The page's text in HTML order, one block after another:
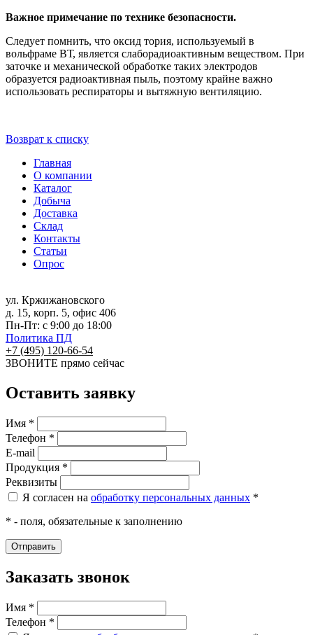
Важное примечание по технике безопасности.
Следует помнить, что оксид тория, используемый в
вольфраме ВТ, является слаборадиоактивным веществом. При
заточке и механической обработке таких электродов
образуется радиоактивная пыль, поэтому крайне важно
использовать респираторы и вытяжную вентиляцию.
Возврат к списку
Главная
О компании
Каталог
Добыча
Доставка
Склад
Контакты
Статьи
Опрос
ул. Кржижановского
д. 15, корп. 5, офис 406
Пн-Пт: с 9:00 до 18:00
Политика ПД
+7 (495) 120-66-54
ЗВОНИТЕ прямо сейчас
Оставить заявку
Имя *
Телефон *
E-mail
Продукция *
Реквизиты
Я согласен на обработку персональных данных *
* - поля, обязательные к заполнению
Заказать звонок
Имя *
Телефон *